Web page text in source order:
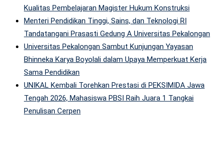
Kualitas Pembelajaran Magister Hukum Konstruksi
Menteri Pendidikan Tinggi, Sains, dan Teknologi RI
Tandatangani Prasasti Gedung A Universitas Pekalongan
Universitas Pekalongan Sambut Kunjungan Yayasan
Bhinneka Karya Boyolali dalam Upaya Memperkuat Kerja
Sama Pendidikan
UNIKAL Kembali Torehkan Prestasi di PEKSIMIDA Jawa
Tengah 2026, Mahasiswa PBSI Raih Juara 1 Tangkai
Penulisan Cerpen